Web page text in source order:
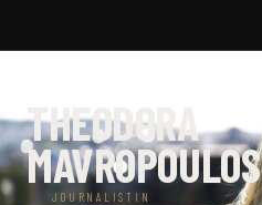
THEODORA
MAVROPOULOS
JOURNALISTIN